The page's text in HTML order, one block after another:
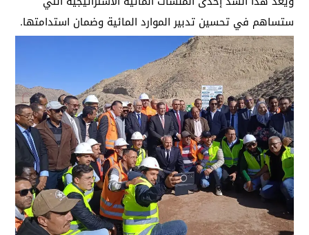
ستساهم في تحسين تدبير الموارد المائية وضمان استدامتها.